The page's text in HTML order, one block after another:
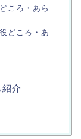
ころ・あら
どころ・あ
介